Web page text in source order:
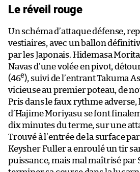
Le réveil rouge
Un schéma d’attaque défense,
vestiaires, avec un ballon
par les Japonais. Hidemasa
Navas d’une volée en pivot,
(46e), suivi de l’entrant Takuma
vicieuse au premier poteau, de
Pris dans le faux rythme adverse,
d’Hajime Moriyasu se font
dix minutes du terme, sur une
Trouvé à l’entrée de la surface
Keysher Fuller a enroulé un tir
puissance, mais mal maîtrisé par